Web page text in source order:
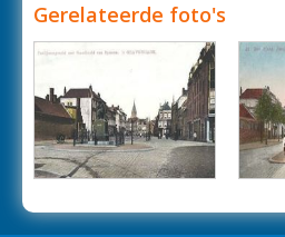
Gerelateerde foto's